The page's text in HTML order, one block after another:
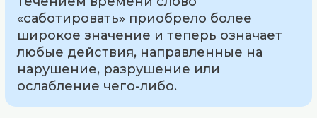
«саботировать» приобрело более
широкое значение и теперь означает
любые действия, направленные на
нарушение, разрушение или
ослабление чего-либо.